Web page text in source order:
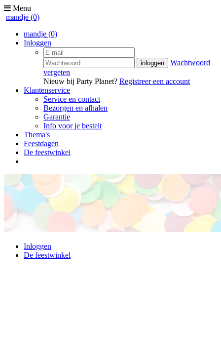
Menu
mandje (0)
mandje (0)
Inloggen
Wachtwoord
vergeten
Nieuw bij Party Planet? Registreer een account
Klantenservice
Service en contact
Bezorgen en afhalen
Garantie
Info voor je bestelt
Thema's
Feestdagen
De feestwinkel
Inloggen
De feestwinkel